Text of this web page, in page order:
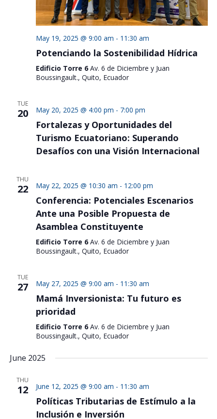
May 19, 2025 @ 9:00 am - 11:30 am
Potenciando la Sostenibilidad Hídrica
Edificio Torre 6 Av. 6 de Diciembre y Juan
Boussingault., Quito, Ecuador
TUE
20 May 20, 2025 @ 4:00 pm - 7:00 pm
Fortalezas y Oportunidades del
Turismo Ecuatoriano: Superando
Desafíos con una Visión Internacional
THU
22 May 22, 2025 @ 10:30 am - 12:00 pm
Conferencia: Potenciales Escenarios
Ante una Posible Propuesta de
Asamblea Constituyente
Edificio Torre 6 Av. 6 de Diciembre y Juan
Boussingault., Quito, Ecuador
TUE
27 May 27, 2025 @ 9:00 am - 11:30 am
Mamá Inversionista: Tu futuro es
prioridad
Edificio Torre 6 Av. 6 de Diciembre y Juan
Boussingault., Quito, Ecuador
June 2025
THU
12 June 12, 2025 @ 9:00 am - 11:30 am
Políticas Tributarias de Estímulo a la
Inclusión e Inversión